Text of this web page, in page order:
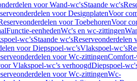
voor Wand-wc'sStaande wc's
voor DesignplatenVoor
voor ToebehorenVoor
Functie-eenhedenWc's en wc-zittingen
wc’sStaande wc'sReserveonderdelen
voor Diepspoel-wc’sVlakspoel-wc’s
voor Wc-zittingen
Vlakspoel-wc’s verhoogdDiepspoel-
voor Wc-zittingenWc-